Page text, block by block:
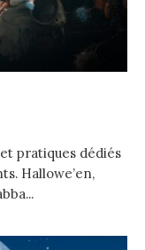
pratiques dédiés
Hallowe’en,